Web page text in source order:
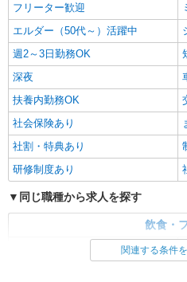
フリーター歓迎
エルダー（50代～）活躍中
週2～3日勤務OK
深夜
扶養内勤務OK
社会保険あり
社割・特典あり
研修制度あり
同じ職種から求人を探す
飲食・
ファストフード・デリ関連する条件